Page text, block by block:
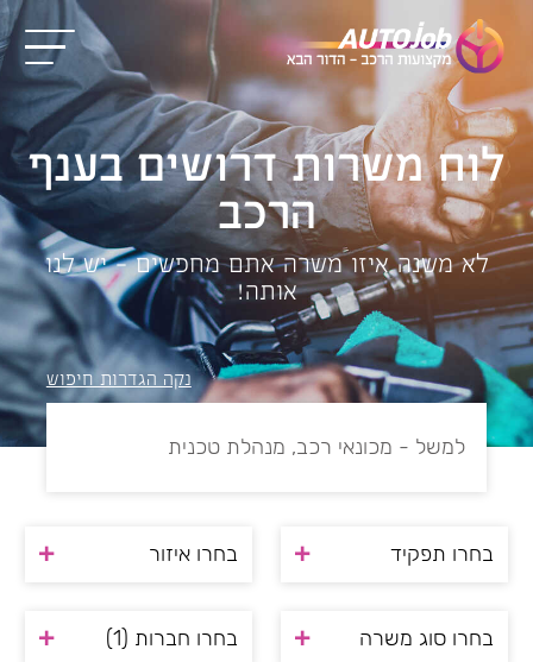
לוח משרות דרושים בענף
הרכב
לא משנה איזו משרה אתם מחפשים – יש לנו
אותה!
נקה הגדרות חיפוש
בחרו תפקיד בחרו איזור
בחרו סוג משרה בחרו חברות (1)